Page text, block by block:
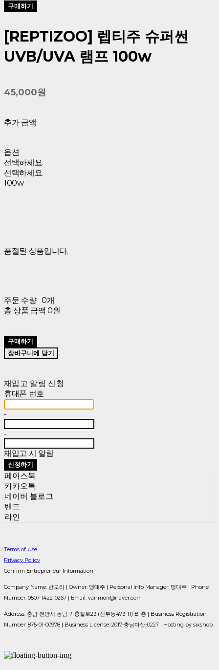
구매하기
[REPTIZOO] 렙티주 슈퍼썬
UVB/UVA 램프 100w
45,000원
추가 금액
옵션
선택하세요.
선택하세요.
100w
품절된 상품입니다.
주문 수량 0개
총 상품 금액 0원
구매하기
장바구니에 담기
재입고 알림 신청
휴대폰 번호
-
-
재입고 시 알림
신청하기
페이스북
카카오톡
네이버 블로그
밴드
라인
Terms of Use
Privacy Policy
Confirm Entrepreneur Information
Company Name: 반모리 | Owner: 맹대주 | Personal Info Manager: 맹대주 | Phone
Number: 0507-1422-0267 | Email: vanmori@naver.com
Address: 충남 천안시 동남구 충절로23 (신부동473-11) B1층 | Business Registration
Number: 875-01-00978 | Business License: 2017-충남아산-0227 | Hosting by sixshop